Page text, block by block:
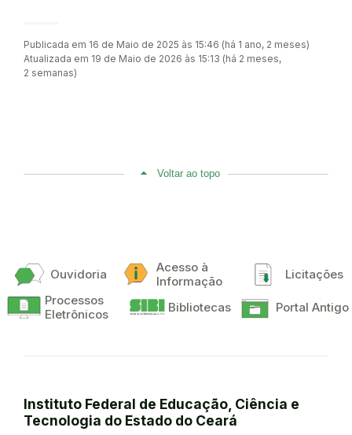
Publicada em 16 de Maio de 2025 às 15:46 (há 1 ano, 2 meses)
Atualizada em 19 de Maio de 2026 às 15:13 (há 2 meses,
2 semanas)
Voltar ao topo
Ouvidoria
Acesso à
Informação
Licitações
Processos
Eletrônicos
Bibliotecas Portal Antigo
Instituto Federal de Educação, Ciência e
Tecnologia do Estado do Ceará